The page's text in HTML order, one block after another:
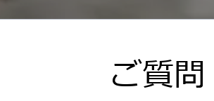
ご質問